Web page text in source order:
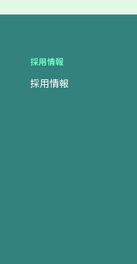
採用情報
採用情報